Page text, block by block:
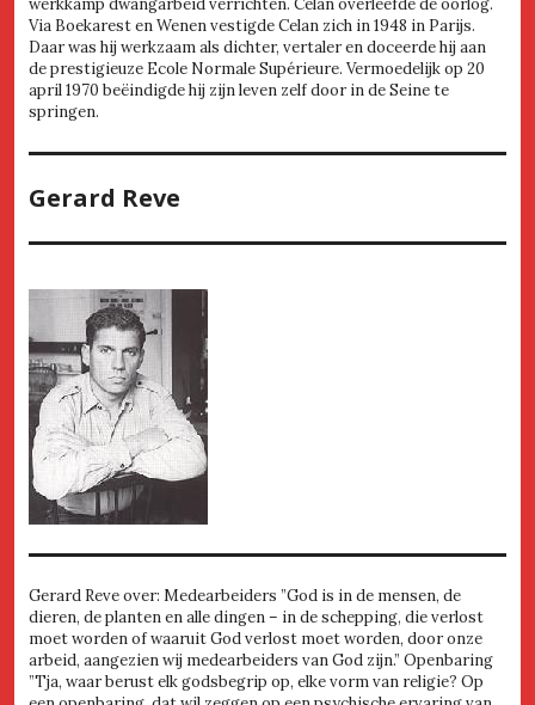
werkkamp dwangarbeid verrichten. Celan overleefde de oorlog.
Via Boekarest en Wenen vestigde Celan zich in 1948 in Parijs.
Daar was hij werkzaam als dichter, vertaler en doceerde hij aan
de prestigieuze Ecole Normale Supérieure. Vermoedelijk op 20
april 1970 beëindigde hij zijn leven zelf door in de Seine te
springen.
Gerard Reve
Gerard Reve over: Medearbeiders ”God is in de mensen, de
dieren, de planten en alle dingen – in de schepping, die verlost
moet worden of waaruit God verlost moet worden, door onze
arbeid, aangezien wij medearbeiders van God zijn.” Openbaring
”Tja, waar berust elk godsbegrip op, elke vorm van religie? Op